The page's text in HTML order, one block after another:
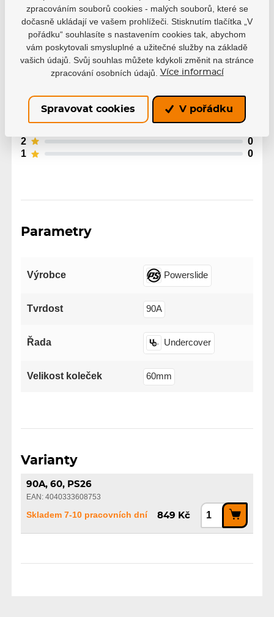
Hodnocení
Hodnocení pochází od ověřených uživatelů. Hodnotit
produkty mohou pouze registrovaní uživatelé, kteří si
produkt reálně zakoupili.
0 uživatelů doporučuje
2
0
1
0
Parametry
Výrobce Powerslide
Tvrdost 90A
Řada Undercover
Velikost koleček 60mm
Varianty
90A, 60, PS26
EAN: 4040333608753
Skladem 7-10 pracovních dní 849 Kč
zpracováním souborů cookies - malých souborů, které se
dočasně ukládají ve vašem prohlížeči. Stisknutím tlačítka „V
pořádku“ souhlasíte s nastavením cookies tak, abychom
vám poskytovali smysluplné a užitečné služby na základě
vašich údajů. Svůj souhlas můžete kdykoli změnit na stránce
zpracování osobních údajů.
Více informací
Spravovat cookies V pořádku